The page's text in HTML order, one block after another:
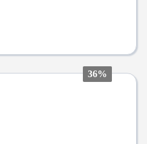
36%